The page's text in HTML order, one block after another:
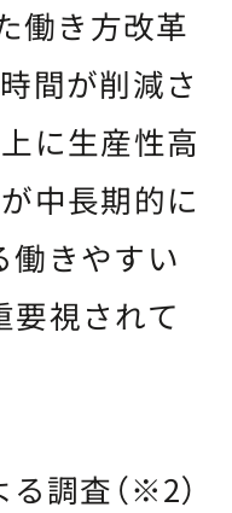
働き方改革
間が削減さ
に生産性高
中長期的に
働きやすい
要視されて
調査（※2）